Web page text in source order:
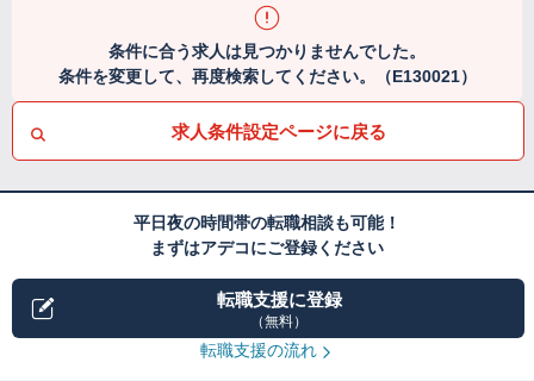
条件に合う求人は見つかりませんでした。
条件を変更して、再度検索してください。（E130021）
求人条件設定ページに戻る
平日夜の時間帯の転職相談も可能！
まずはアデコにご登録ください
転職支援に登録
（無料）
転職支援の流れ